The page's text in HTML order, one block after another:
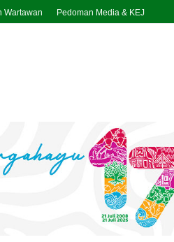
Wartawan Pedoman Media & KEJ